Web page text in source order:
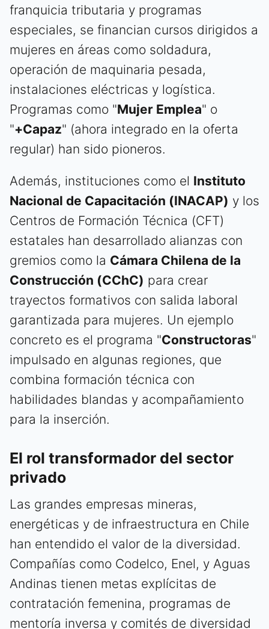
franquicia tributaria y programas
especiales, se financian cursos dirigidos a
mujeres en áreas como soldadura,
operación de maquinaria pesada,
instalaciones eléctricas y logística.
Programas como "Mujer Emplea" o
"+Capaz" (ahora integrado en la oferta
regular) han sido pioneros.
Además, instituciones como el Instituto
Nacional de Capacitación (INACAP) y los
Centros de Formación Técnica (CFT)
estatales han desarrollado alianzas con
gremios como la Cámara Chilena de la
Construcción (CChC) para crear
trayectos formativos con salida laboral
garantizada para mujeres. Un ejemplo
concreto es el programa "Constructoras"
impulsado en algunas regiones, que
combina formación técnica con
habilidades blandas y acompañamiento
para la inserción.
El rol transformador del sector
privado
Las grandes empresas mineras,
energéticas y de infraestructura en Chile
han entendido el valor de la diversidad.
Compañías como Codelco, Enel, y Aguas
Andinas tienen metas explícitas de
contratación femenina, programas de
mentoría inversa y comités de diversidad